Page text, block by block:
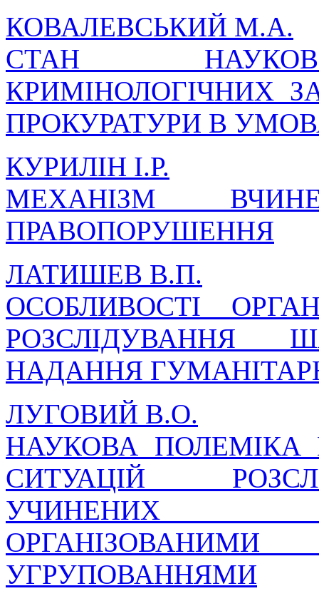
КОВАЛЕВСЬКИЙ М.А.
СТАН
КРИМІНОЛОГІЧНИХ
ПРОКУРАТУРИ В
КУРИЛІН І.Р.
МЕХАНІЗМ
ПРАВОПОРУШЕННЯ
ЛАТИШЕВ В.П.
ОСОБЛИВОСТІ
РОЗСЛІДУВАННЯ
НАДАННЯ
ЛУГОВИЙ В.О.
НАУКОВА
СИТУАЦІЙ
УЧИНЕНИХ
УГРУПОВАННЯМИ